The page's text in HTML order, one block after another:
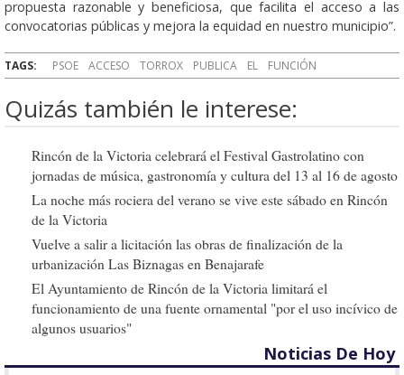
propuesta razonable y beneficiosa, que facilita el acceso a las
convocatorias públicas y mejora la equidad en nuestro municipio”.
TAGS: PSOE ACCESO TORROX PUBLICA EL FUNCIÓN
Quizás también le interese:
Rincón de la Victoria celebrará el Festival Gastrolatino con
jornadas de música, gastronomía y cultura del 13 al 16 de agosto
La noche más rociera del verano se vive este sábado en Rincón
de la Victoria
Vuelve a salir a licitación las obras de finalización de la
urbanización Las Biznagas en Benajarafe
El Ayuntamiento de Rincón de la Victoria limitará el
funcionamiento de una fuente ornamental "por el uso incívico de
algunos usuarios"
Noticias De Hoy